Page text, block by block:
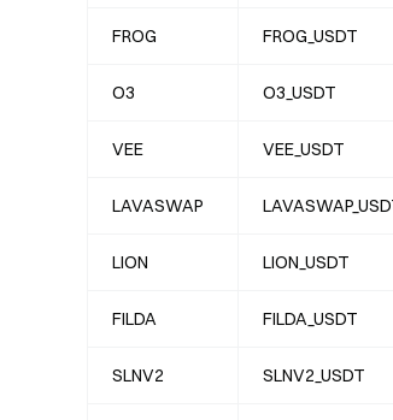
FROG FROG_USDT
O3 O3_USDT
VEE VEE_USDT
LAVASWAP
LION LION_USDT
FILDA FILDA_USDT
SLNV2 SLNV2_USDT